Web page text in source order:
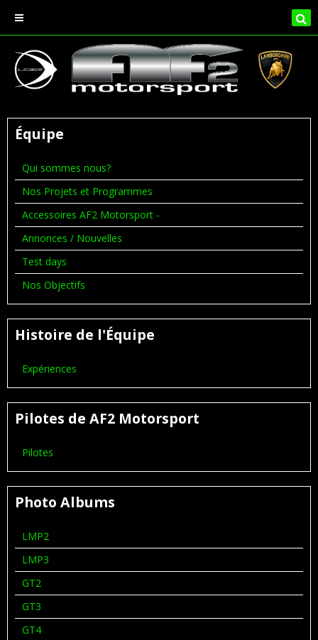
Équipe
Qui sommes nous?
Nos Projets et Programmes
Accessoires AF2 Motorsport -
Annonces / Nouvelles
Test days
Nos Objectifs
Histoire de l'Équipe
Expériences
Pilotes de AF2 Motorsport
Pilotes
Photo Albums
LMP2
LMP3
GT2
GT3
GT4